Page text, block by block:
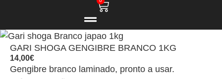
GARI SHOGA GENGIBRE BRANCO 1KG
14,00€
Gengibre branco laminado, pronto a usar.